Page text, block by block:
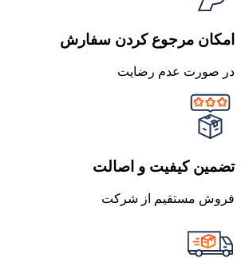
امکان مرجوع کردن سفارش
در صورت عدم رضایت
تضمین کیفیت و اصالت
فروش مستقیم از شرکت